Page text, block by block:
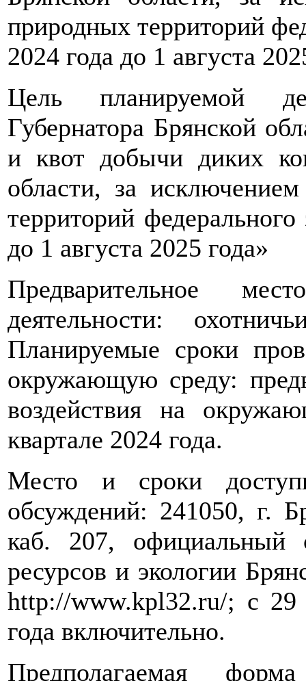
природных территорий
2024 года до 1 августа
Цель планируемой
Губернатора Брянской
и квот добычи диких
области, за
территорий
до 1 августа 2025 года»
Предварительное
деятельности:
Планируемые сроки
окружающую среду:
воздействия на
квартале 2024 года.
Место и сроки
обсуждений: 241050, г.
каб. 207, официальный
ресурсов и экологии
http://www.kpl32.ru/; с
года включительно.
Предполагаемая